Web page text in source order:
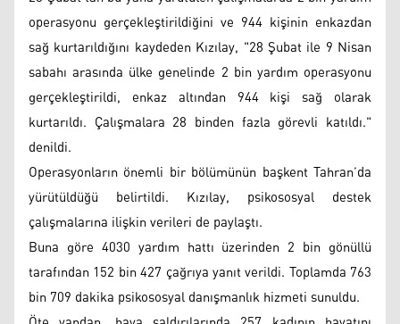
operasyonu gerçekleştirildiğini ve 944 kişinin enkazdan
sağ kurtarıldığını kaydeden Kızılay, "28 Şubat ile 9 Nisan
sabahı arasında ülke genelinde 2 bin yardım operasyonu
gerçekleştirildi, enkaz altından 944 kişi sağ olarak
kurtarıldı. Çalışmalara 28 binden fazla görevli katıldı."
denildi.
Operasyonların önemli bir bölümünün başkent Tahran’da
yürütüldüğü belirtildi. Kızılay, psikososyal destek
çalışmalarına ilişkin verileri de paylaştı.
Buna göre 4030 yardım hattı üzerinden 2 bin gönüllü
tarafından 152 bin 427 çağrıya yanıt verildi. Toplamda 763
bin 709 dakika psikososyal danışmanlık hizmeti sunuldu.